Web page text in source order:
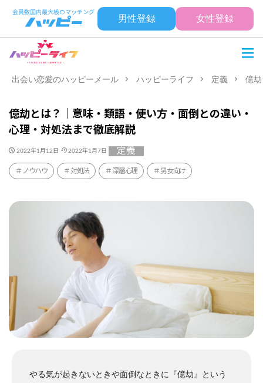
男性登録 女性登録
出会い恋愛のハッピーメール ハッピーライフ 定義 億
億劫とは？｜意味・類語・使い方・面倒との違い・
心理・対処法まで徹底解説
2022年1月12日 2022年1月7日 定義
ノウハウ 対処法 深層心理 男女向け
やる気が起きないときや面倒なときに『億劫』という